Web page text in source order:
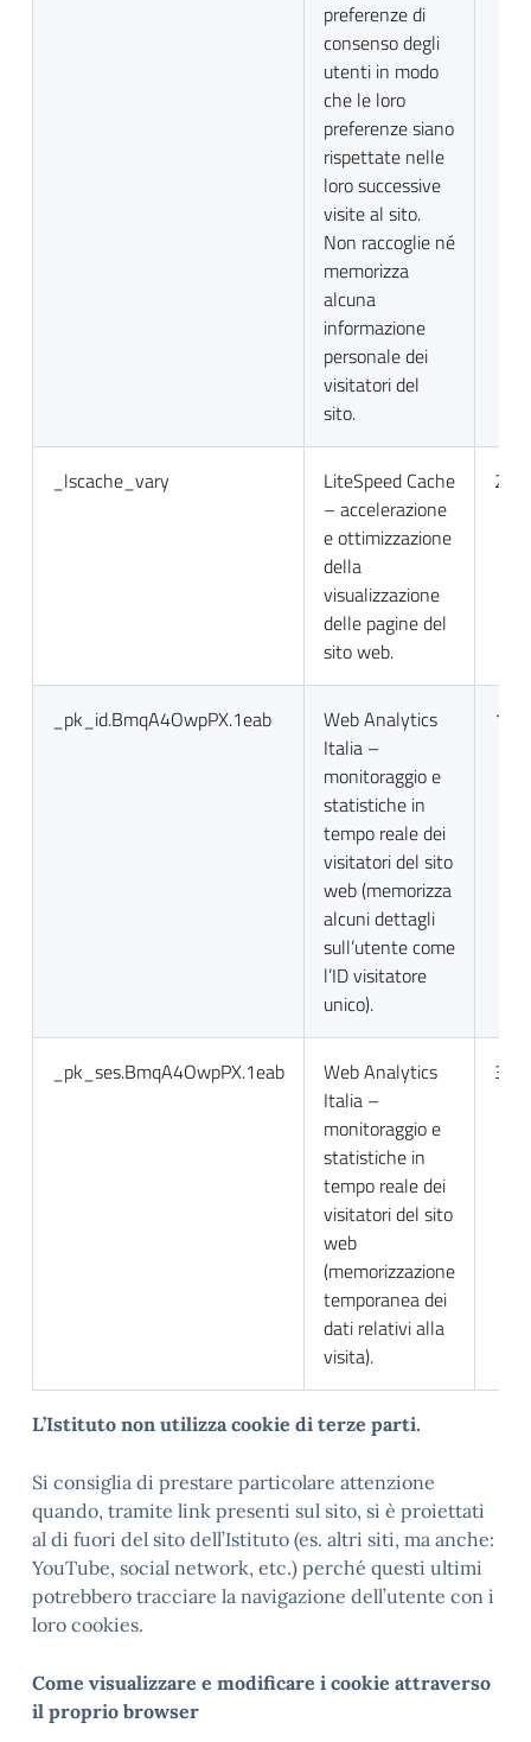
preferenze di
consenso degli
utenti in modo
che le loro
preferenze siano
rispettate nelle
loro successive
visite al sito.
Non raccoglie né
memorizza
alcuna
informazione
personale dei
visitatori del
sito.
_lscache_vary
LiteSpeed Cache
– accelerazione
e ottimizzazione
della
visualizzazione
delle pagine del
sito web.
2
_pk_id.BmqA4OwpPX.1eab
Web Analytics
Italia –
monitoraggio e
statistiche in
tempo reale dei
visitatori del sito
web (memorizza
alcuni dettagli
sull’utente come
l’ID visitatore
unico).
13
_pk_ses.BmqA4OwpPX.1eab
Web Analytics
Italia –
monitoraggio e
statistiche in
tempo reale dei
visitatori del sito
web
(memorizzazione
temporanea dei
dati relativi alla
visita).
30
L’Istituto non utilizza cookie di terze parti.
Si consiglia di prestare particolare attenzione
quando, tramite link presenti sul sito, si è proiettati
al di fuori del sito dell’Istituto (es. altri siti, ma anche:
YouTube, social network, etc.) perché questi ultimi
potrebbero tracciare la navigazione dell’utente con i
loro cookies.
Come visualizzare e modificare i cookie attraverso
il proprio browser